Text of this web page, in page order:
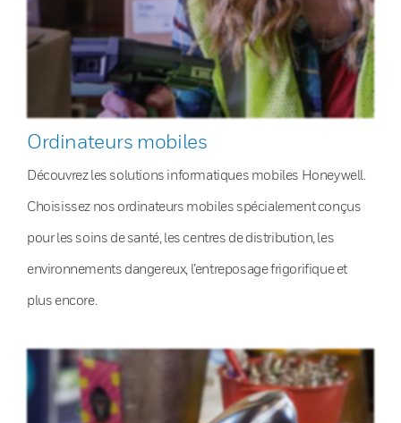
Ordinateurs mobiles
Découvrez les solutions informatiques mobiles Honeywell.
Choisissez nos ordinateurs mobiles spécialement conçus
pour les soins de santé, les centres de distribution, les
environnements dangereux, l’entreposage frigorifique et
plus encore.